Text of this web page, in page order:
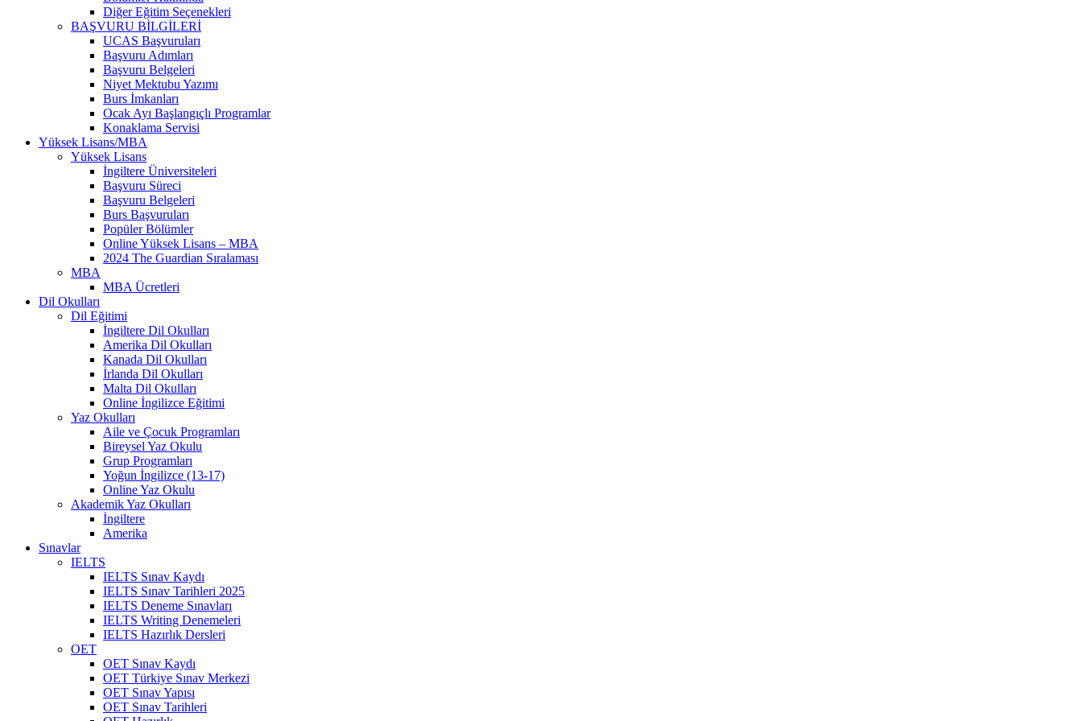
Diğer Eğitim Seçenekleri
BAŞVURU BİLGİLERİ
UCAS Başvuruları
Başvuru Adımları
Başvuru Belgeleri
Niyet Mektubu Yazımı
Burs İmkanları
Ocak Ayı Başlangıçlı Programlar
Konaklama Servisi
Yüksek Lisans/MBA
Yüksek Lisans
İngiltere Üniversiteleri
Başvuru Süreci
Başvuru Belgeleri
Burs Başvuruları
Popüler Bölümler
Online Yüksek Lisans – MBA
2024 The Guardian Sıralaması
MBA
MBA Ücretleri
Dil Okulları
Dil Eğitimi
İngiltere Dil Okulları
Amerika Dil Okulları
Kanada Dil Okulları
İrlanda Dil Okulları
Malta Dil Okulları
Online İngilizce Eğitimi
Yaz Okulları
Aile ve Çocuk Programları
Bireysel Yaz Okulu
Grup Programları
Yoğun İngilizce (13-17)
Online Yaz Okulu
Akademik Yaz Okulları
İngiltere
Amerika
Sınavlar
IELTS
IELTS Sınav Kaydı
IELTS Sınav Tarihleri 2025
IELTS Deneme Sınavları
IELTS Writing Denemeleri
IELTS Hazırlık Dersleri
OET
OET Sınav Kaydı
OET Türkiye Sınav Merkezi
OET Sınav Yapısı
OET Sınav Tarihleri